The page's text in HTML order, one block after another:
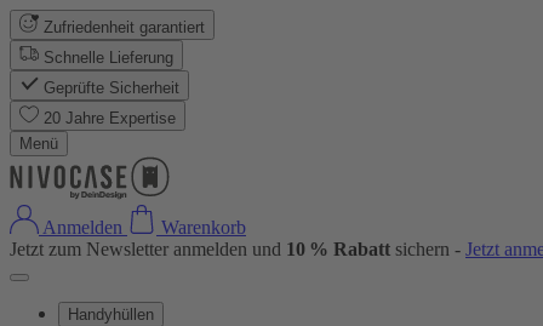
Zufriedenheit garantiert
Schnelle Lieferung
Geprüfte Sicherheit
20 Jahre Expertise
Menü
Anmelden
Warenkorb
Jetzt zum Newsletter anmelden und 10 % Rabatt sichern - Jetzt
Handyhüllen